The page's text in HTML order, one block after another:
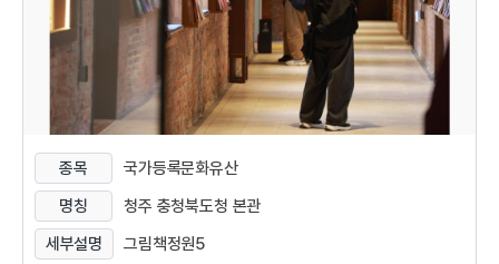
종목
국가등록문화유산
명칭
청주 충청북도청 본관
세부설명
그림책정원5